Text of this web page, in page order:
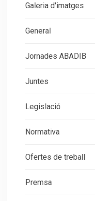
Galeria d'imatges
General
Jornades ABADIB
Juntes
Legislació
Normativa
Ofertes de treball
Premsa